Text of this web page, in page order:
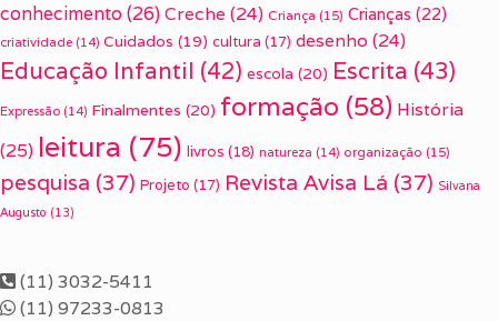
conhecimento(26) Creche (24) Criança (15) Crianças (22)
criatividade (14) Cuidados (19) cultura (17) desenho (24)
Educação Infantil (42) escola (20) Escrita (43)
Expressão (14) Finalmentes (20) formação (58) História
(25) leitura (75) livros (18) natureza (14) organização (15)
pesquisa (37) Projeto (17) Revista Avisa Lá (37) Silvana
Augusto (13)
(11) 3032-5411
(11) 97233-0813